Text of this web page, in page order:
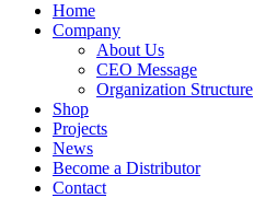
Home
Company
About Us
CEO Message
Organization Structure
Shop
Projects
News
Become a Distributor
Contact